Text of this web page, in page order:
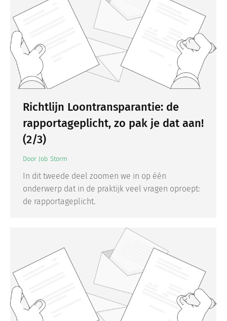
Richtlijn Loontransparantie: de
rapportageplicht, zo pak je dat aan!
(2/3)
Door Job Storm
In dit tweede deel zoomen we in op één
onderwerp dat in de praktijk veel vragen oproept:
de rapportageplicht.